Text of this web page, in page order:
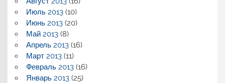
Июль 2013(10)
Июнь 2013(20)
Май 2013(8)
Апрель 2013(16)
Март 2013(11)
Февраль 2013(16)
Январь 2013(25)